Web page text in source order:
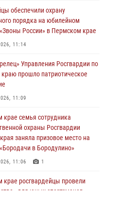
обеспечили охрану
порядка на юбилейном
России» в Пермском крае
11:14
Управления Росгвардии по
прошло патриотическое
11:09
крае семья сотрудника
охраны Росгвардии
заняла призовое место на
в Бородулино»
11:06 1
крае росгвардейцы провели
для юных спортсменов